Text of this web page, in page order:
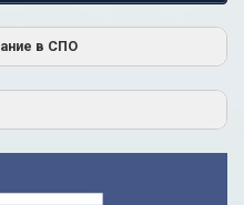
в СПО
РФ от 17.11.2025 г. № 1824
образовательного